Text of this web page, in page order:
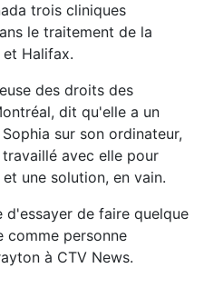
trois cliniques
le traitement de la
et Halifax.
des droits des
dit qu'elle a un
sur son ordinateur,
avec elle pour
une solution, en vain.
d'essayer de faire quelque
comme personne
à CTV News.